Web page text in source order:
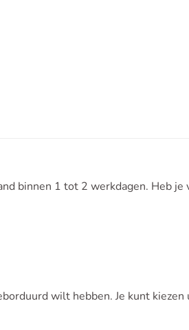
binnen 1 tot 2 werkdagen. Heb
wilt hebben. Je kunt